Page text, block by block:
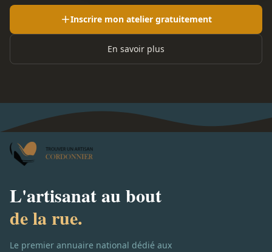
Inscrire mon atelier gratuitement
En savoir plus
L'artisanat au bout
de la rue.
Le premier annuaire national dédié aux